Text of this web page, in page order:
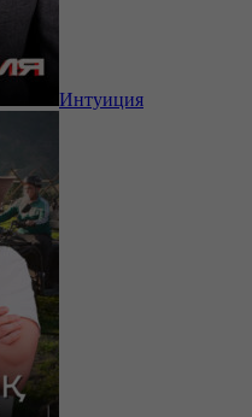
Интуиция